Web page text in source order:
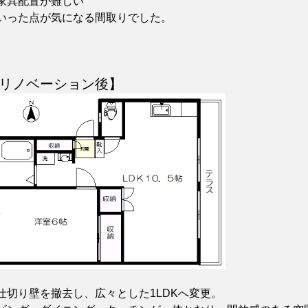
った点が気になる間取りでした。
ノベーション後】
切り壁を撤去し、広々とした1LDKへ変更。